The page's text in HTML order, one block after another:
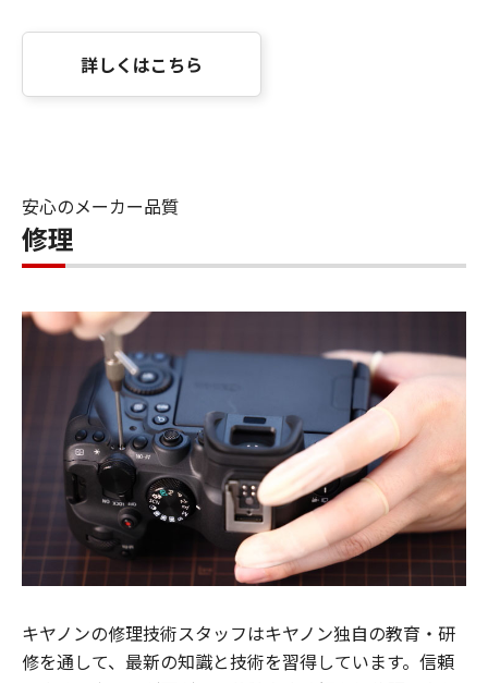
詳しくはこちら
安心のメーカー品質
修理
キヤノンの修理技術スタッフはキヤノン独自の教育・研
修を通して、最新の知識と技術を習得しています。信頼